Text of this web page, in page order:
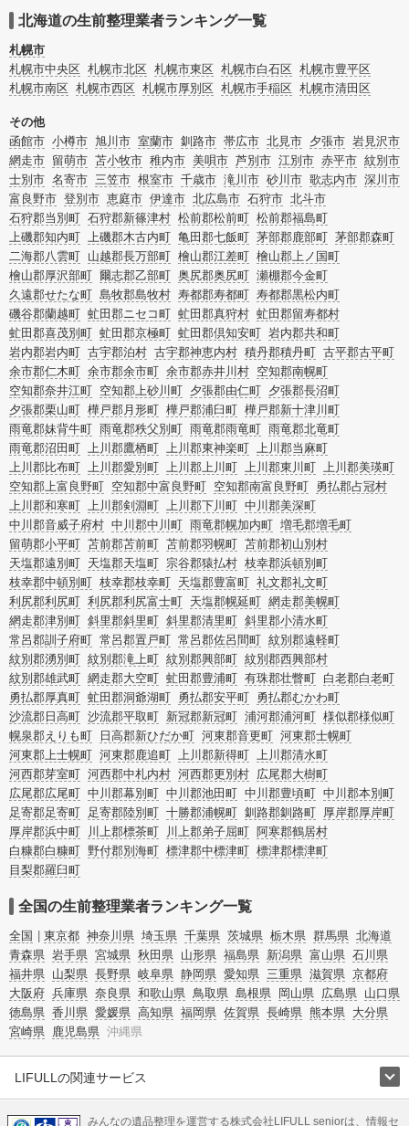
などのオプションサービスで絞り込み検索を利用してみましょう。
またお役立ち情報も豊富なので終活でエンディングノートの選び方や、整理整
頓・老前整理・生前整理のコツについてもチェックしてみてください。
北海道の生前整理業者ランキング一覧
札幌市
札幌市中央区 札幌市北区 札幌市東区 札幌市白石区 札幌市豊平区
札幌市南区 札幌市西区 札幌市厚別区 札幌市手稲区 札幌市清田区
その他
函館市 小樽市 旭川市 室蘭市 釧路市 帯広市 北見市 夕張市 岩見沢市
網走市 留萌市 苫小牧市 稚内市 美唄市 芦別市 江別市 赤平市 紋別市
士別市 名寄市 三笠市 根室市 千歳市 滝川市 砂川市 歌志内市 深川市
富良野市 登別市 恵庭市 伊達市 北広島市 石狩市 北斗市
石狩郡当別町 石狩郡新篠津村 松前郡松前町 松前郡福島町
上磯郡知内町 上磯郡木古内町 亀田郡七飯町 茅部郡鹿部町 茅部郡森町
二海郡八雲町 山越郡長万部町 檜山郡江差町 檜山郡上ノ国町
檜山郡厚沢部町 爾志郡乙部町 奥尻郡奥尻町 瀬棚郡今金町
久遠郡せたな町 島牧郡島牧村 寿都郡寿都町 寿都郡黒松内町
磯谷郡蘭越町 虻田郡ニセコ町 虻田郡真狩村 虻田郡留寿都村
虻田郡喜茂別町 虻田郡京極町 虻田郡倶知安町 岩内郡共和町
岩内郡岩内町 古宇郡泊村 古宇郡神恵内村 積丹郡積丹町 古平郡古平町
余市郡仁木町 余市郡余市町 余市郡赤井川村 空知郡南幌町
空知郡奈井江町 空知郡上砂川町 夕張郡由仁町 夕張郡長沼町
夕張郡栗山町 樺戸郡月形町 樺戸郡浦臼町 樺戸郡新十津川町
雨竜郡妹背牛町 雨竜郡秩父別町 雨竜郡雨竜町 雨竜郡北竜町
雨竜郡沼田町 上川郡鷹栖町 上川郡東神楽町 上川郡当麻町
上川郡比布町 上川郡愛別町 上川郡上川町 上川郡東川町 上川郡美瑛町
空知郡上富良野町 空知郡中富良野町 空知郡南富良野町 勇払郡占冠村
上川郡和寒町 上川郡剣淵町 上川郡下川町 中川郡美深町
中川郡音威子府村 中川郡中川町 雨竜郡幌加内町 増毛郡増毛町
留萌郡小平町 苫前郡苫前町 苫前郡羽幌町 苫前郡初山別村
天塩郡遠別町 天塩郡天塩町 宗谷郡猿払村 枝幸郡浜頓別町
枝幸郡中頓別町 枝幸郡枝幸町 天塩郡豊富町 礼文郡礼文町
利尻郡利尻町 利尻郡利尻富士町 天塩郡幌延町 網走郡美幌町
網走郡津別町 斜里郡斜里町 斜里郡清里町 斜里郡小清水町
常呂郡訓子府町 常呂郡置戸町 常呂郡佐呂間町 紋別郡遠軽町
紋別郡湧別町 紋別郡滝上町 紋別郡興部町 紋別郡西興部村
紋別郡雄武町 網走郡大空町 虻田郡豊浦町 有珠郡壮瞥町 白老郡白老町
勇払郡厚真町 虻田郡洞爺湖町 勇払郡安平町 勇払郡むかわ町
沙流郡日高町 沙流郡平取町 新冠郡新冠町 浦河郡浦河町 様似郡様似町
幌泉郡えりも町
日高郡新ひだか町 河東郡音更町 河東郡士幌町
河東郡上士幌町 河東郡鹿追町 上川郡新得町 上川郡清水町
河西郡芽室町 河西郡中札内村 河西郡更別村 広尾郡大樹町
広尾郡広尾町 中川郡幕別町 中川郡池田町 中川郡豊頃町 中川郡本別町
足寄郡足寄町 足寄郡陸別町 十勝郡浦幌町 釧路郡釧路町 厚岸郡厚岸町
厚岸郡浜中町
川上郡標茶町 川上郡弟子屈町 阿寒郡鶴居村
白糠郡白糠町 野付郡別海町 標津郡中標津町 標津郡標津町
目梨郡羅臼町
全国の生前整理業者ランキング一覧
全国 東京都 神奈川県 埼玉県 千葉県 茨城県 栃木県 群馬県 北海道
青森県 岩手県 宮城県 秋田県 山形県 福島県 新潟県 富山県 石川県
福井県 山梨県 長野県 岐阜県 静岡県 愛知県 三重県 滋賀県 京都府
大阪府 兵庫県 奈良県 和歌山県 鳥取県 島根県 岡山県 広島県 山口県
徳島県 香川県 愛媛県 高知県 福岡県 佐賀県 長崎県 熊本県 大分県
宮崎県 鹿児島県 沖縄県
LIFULLの関連サービス
みんなの遺品整理を運営する株式会社LIFULL seniorは、情報セ